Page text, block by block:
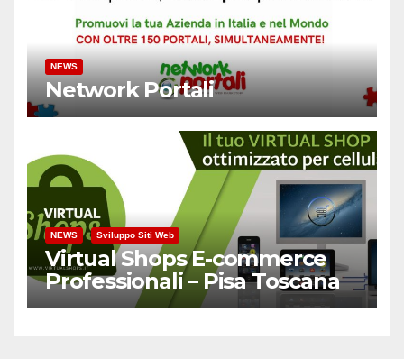
NEWS
Network Portali
NEWS Sviluppo Siti Web
Virtual Shops E-commerce
Professionali – Pisa Toscana